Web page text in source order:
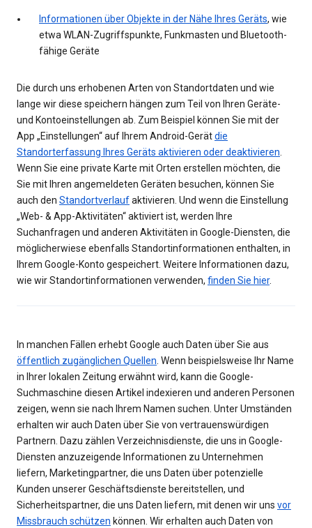
Informationen über Objekte in der Nähe Ihres Geräts, wie
etwa WLAN-Zugriffspunkte, Funkmasten und Bluetooth-
fähige Geräte
Die durch uns erhobenen Arten von Standortdaten und wie
lange wir diese speichern hängen zum Teil von Ihren Geräte-
und Kontoeinstellungen ab. Zum Beispiel können Sie mit der
App „Einstellungen“ auf Ihrem Android-Gerätdie
Standorterfassung Ihres Geräts aktivieren oder deaktivieren.
Wenn Sie eine private Karte mit Orten erstellen möchten, die
Sie mit Ihren angemeldeten Geräten besuchen, können Sie
auch den Standortverlaufaktivieren. Und wenn die Einstellung
„Web- & App-Aktivitäten“ aktiviert ist, werden Ihre
Suchanfragen und anderen Aktivitäten in Google-Diensten, die
möglicherwiese ebenfalls Standortinformationen enthalten, in
Ihrem Google-Konto gespeichert. Weitere Informationen dazu,
wie wir Standortinformationen verwenden, finden Sie hier.
In manchen Fällen erhebt Google auch Daten über Sie aus
öffentlich zugänglichen Quellen. Wenn beispielsweise Ihr Name
in Ihrer lokalen Zeitung erwähnt wird, kann die Google-
Suchmaschine diesen Artikel indexieren und anderen Personen
zeigen, wenn sie nach Ihrem Namen suchen. Unter Umständen
erhalten wir auch Daten über Sie von vertrauenswürdigen
Partnern. Dazu zählen Verzeichnisdienste, die uns in Google-
Diensten anzuzeigende Informationen zu Unternehmen
liefern, Marketingpartner, die uns Daten über potenzielle
Kunden unserer Geschäftsdienste bereitstellen, und
Sicherheitspartner, die uns Daten liefern, mit denen wir uns vor
Missbrauch schützen können. Wir erhalten auch Daten von